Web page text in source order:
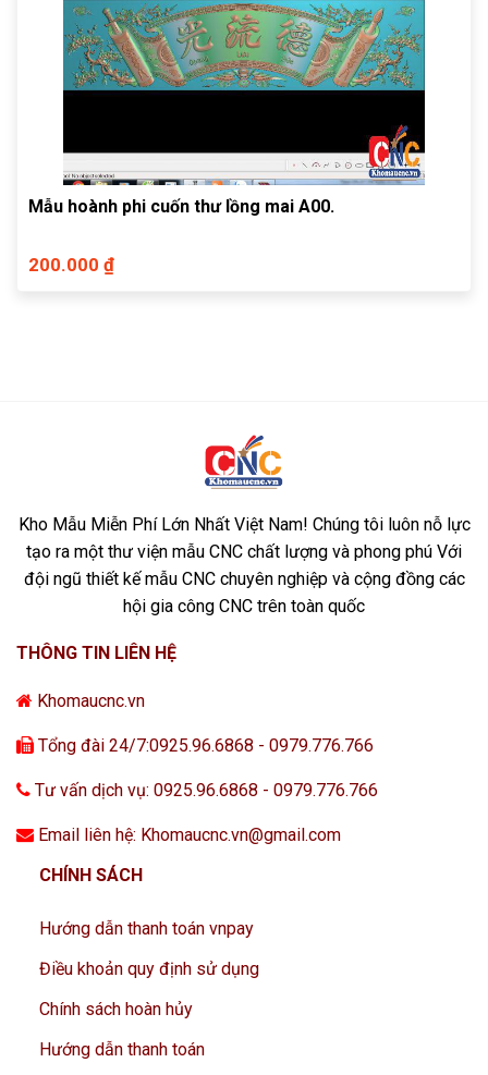
Mẫu hoành phi cuốn thư lồng mai A00.
200.000 ₫
Kho Mẫu Miễn Phí Lớn Nhất Việt Nam! Chúng tôi luôn nỗ lực
tạo ra một thư viện mẫu CNC chất lượng và phong phú Với
đội ngũ thiết kế mẫu CNC chuyên nghiệp và cộng đồng các
hội gia công CNC trên toàn quốc
THÔNG TIN LIÊN HỆ
Khomaucnc.vn
Tổng đài 24/7:0925.96.6868 - 0979.776.766
Tư vấn dịch vụ: 0925.96.6868 - 0979.776.766
Email liên hệ: Khomaucnc.vn@gmail.com
CHÍNH SÁCH
Hướng dẫn thanh toán vnpay
Điều khoản quy định sử dụng
Chính sách hoàn hủy
Hướng dẫn thanh toán